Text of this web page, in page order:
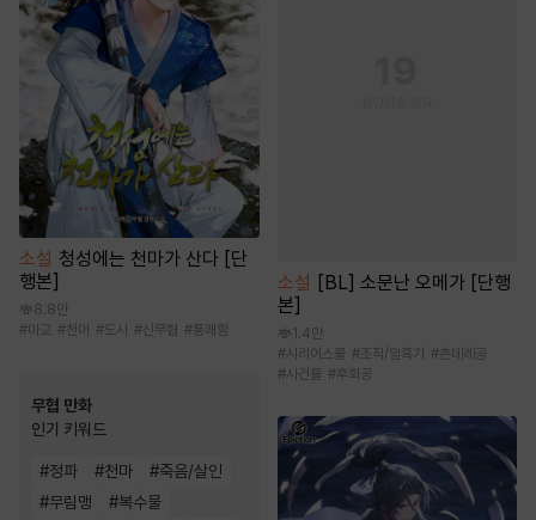
소설 청성에는 천마가 산다 [단
행본]
8.8만
#마교 #천마 #도사 #신무협 #통쾌함
무협 만화
인기 키워드
#정파 #천마 #죽음/살인
#무림맹 #복수물
소설
[BL] 소문난 오메가 [단행
본]
1.4만
#시리어스물 #조직/암흑가 #츤데레공
#사건물 #후회공